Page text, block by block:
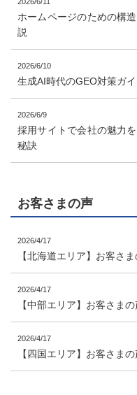
ホームページのための構
説
2026/6/10
生成AI時代のGEO対策ガ
2026/6/9
採用サイトで会社の魅力
秘訣
お客さまの声
2026/4/17
【北海道エリア】お客さ
2026/4/17
【中部エリア】お客さま
2026/4/17
【四国エリア】お客さま